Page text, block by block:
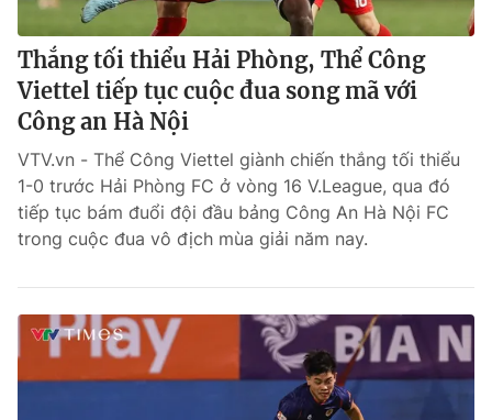
Thắng tối thiểu Hải Phòng, Thể Công
Viettel tiếp tục cuộc đua song mã với
Công an Hà Nội
VTV.vn - Thể Công Viettel giành chiến thắng tối thiểu
1-0 trước Hải Phòng FC ở vòng 16 V.League, qua đó
tiếp tục bám đuổi đội đầu bảng Công An Hà Nội FC
trong cuộc đua vô địch mùa giải năm nay.